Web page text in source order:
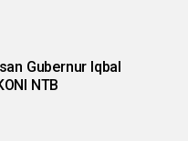
Gubernur Iqbal
NTB